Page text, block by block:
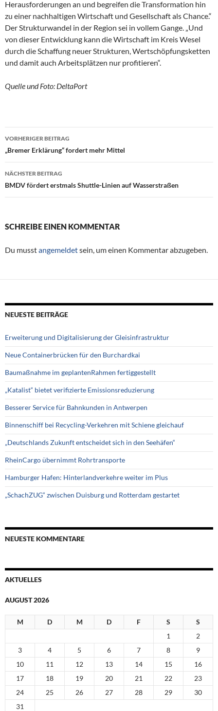
Herausforderungen an und begreifen die Transformation hin
zu einer nachhaltigen Wirtschaft und Gesellschaft als Chance.“
Der Strukturwandel in der Region sei in vollem Gange. „Und
von dieser Entwicklung kann die Wirtschaft im Kreis Wesel
durch die Schaffung neuer Strukturen, Wertschöpfungsketten
und damit auch Arbeitsplätzen nur profitieren“.
Quelle und Foto: DeltaPort
Beitragsnavigation
VORHERIGER BEITRAG
„Bremer Erklärung“ fordert mehr Mittel
NÄCHSTER BEITRAG
BMDV fördert erstmals Shuttle-Linien auf Wasserstraßen
SCHREIBE EINEN KOMMENTAR
Du musstangemeldetsein, um einen Kommentar abzugeben.
NEUESTE BEITRÄGE
Erweiterung und Digitalisierung der Gleisinfrastruktur
Neue Containerbrücken für den Burchardkai
Baumaßnahme im geplantenRahmen fertiggestellt
„Katalist“ bietet verifizierte Emissionsreduzierung
Besserer Service für Bahnkunden in Antwerpen
Binnenschiff bei Recycling-Verkehren mit Schiene gleichauf
„Deutschlands Zukunft entscheidet sich in den Seehäfen“
RheinCargo übernimmt Rohrtransporte
Hamburger Hafen: Hinterlandverkehre weiter im Plus
„SchachZUG“ zwischen Duisburg und Rotterdam gestartet
NEUESTE KOMMENTARE
AKTUELLES
AUGUST 2026
M D M D F S
S
1
2
3
4 5 6 7 8
9
10
11 12 13 14 15
16
17
18 19 20 21 22
23
24
25 26 27 28 29
30
31